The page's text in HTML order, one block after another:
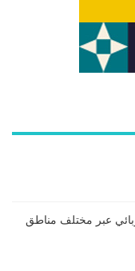
الكهربائي عبر مختلف مناطق